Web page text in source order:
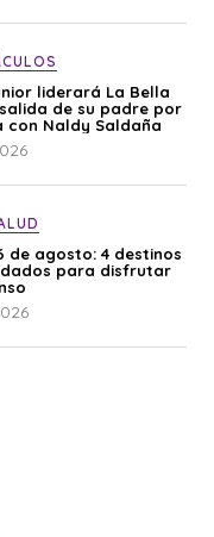
liderará La Bella
de su padre por
con Naldy Saldaña
de agosto: 4 destinos
para disfrutar